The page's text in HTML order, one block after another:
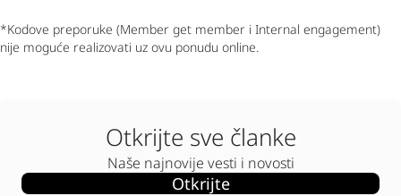
*Kodove preporuke (Member get member i Internal engagement)
nije moguće realizovati uz ovu ponudu online.
Otkrijte sve članke
Naše najnovije vesti i novosti
Otkrijte